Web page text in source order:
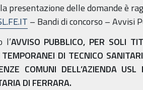
presentazione delle domande è
– Bandi di concorso – Avvisi
l’AVVISO PUBBLICO, PER SOLI
TEMPORANEI DI TECNICO
COMUNI DELL’AZIENDA USL
DI FERRARA.